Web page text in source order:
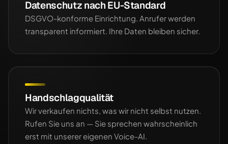
Datenschutz nach EU-Standard
DSGVO-konforme Einrichtung. Anrufer werden
transparent informiert. Ihre Daten bleiben sicher.
Handschlagqualität
Wir verkaufen nichts, was wir nicht selbst nutzen.
Rufen Sie uns an — Sie sprechen wahrscheinlich
erst mit unserer eigenen Voice-AI.